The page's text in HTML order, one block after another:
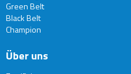
Green Belt
Black Belt
Champion
Über uns